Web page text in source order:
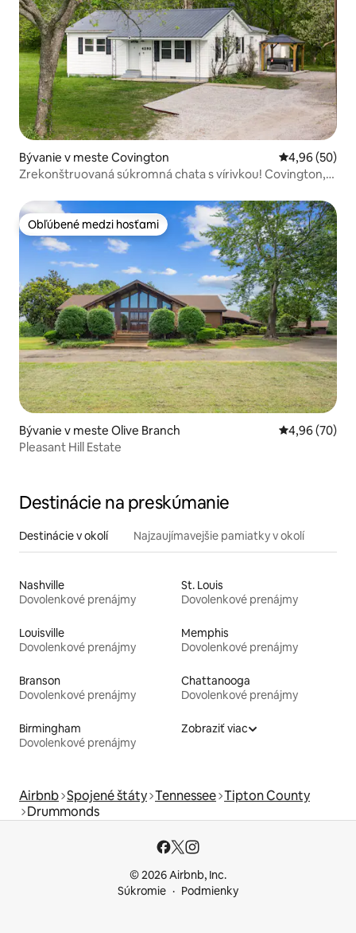
Bývanie v meste Covington Priemerné
4,96 (50)
Zrekonštruovaná súkromná chata s vírivkou! Covington,
Obľúbené medzi hosťami
Obľúbené medzi hosťami
Bývanie v meste Olive Branch Priemerné
4,96 (70)
Pleasant Hill Estate
Destinácie na preskúmanie
Destinácie v okolí Najzaujímavejšie pamiatky v okolí
Nashville
Dovolenkové prenájmy
St. Louis
Dovolenkové prenájmy
Louisville
Dovolenkové prenájmy
Memphis
Dovolenkové prenájmy
Branson
Dovolenkové prenájmy
Chattanooga
Dovolenkové prenájmy
Birmingham
Dovolenkové prenájmy
Zobraziť viac
Airbnb Spojené štáty Tennessee Tipton County
Drummonds
© 2026 Airbnb, Inc.
Súkromie
Podmienky